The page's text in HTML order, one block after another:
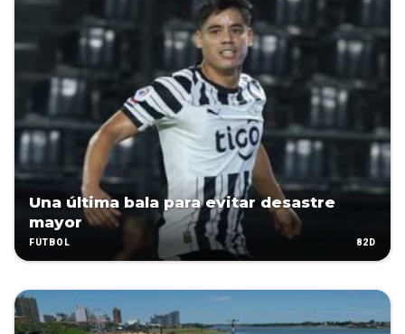
Una última bala para evitar desastre
mayor
FÚTBOL 82D